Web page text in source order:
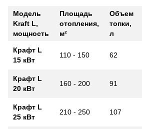
Модель
Kraft L,
мощность
Площадь
отопления,
м²
Объем
топки,
л
Крафт L
15 кВт
110 - 150 62
Крафт L
20 кВт
160 - 200 91
Крафт L
25 кВт
210 - 250 107